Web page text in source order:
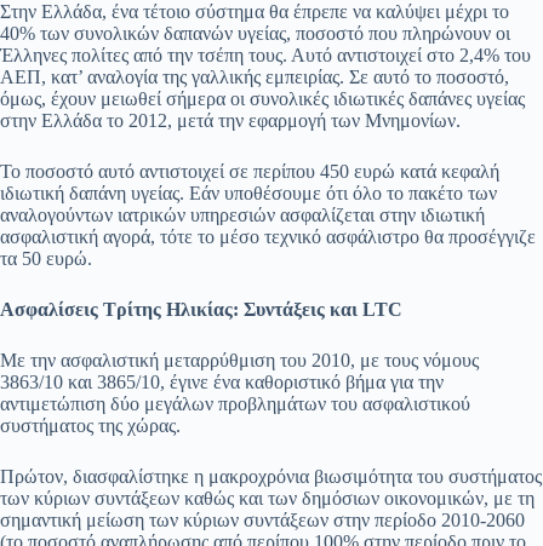
Στην Ελλάδα, ένα τέτοιο σύστημα θα έπρεπε να καλύψει μέχρι το
40% των συνολικών δαπανών υγείας, ποσοστό που πληρώνουν οι
Έλληνες πολίτες από την τσέπη τους. Αυτό αντιστοιχεί στο 2,4% του
ΑΕΠ, κατ’ αναλογία της γαλλικής εμπειρίας. Σε αυτό το ποσοστό,
όμως, έχουν μειωθεί σήμερα οι συνολικές ιδιωτικές δαπάνες υγείας
στην Ελλάδα το 2012, μετά την εφαρμογή των Μνημονίων.
Το ποσοστό αυτό αντιστοιχεί σε περίπου 450 ευρώ κατά κεφαλή
ιδιωτική δαπάνη υγείας. Εάν υποθέσουμε ότι όλο το πακέτο των
αναλογούντων ιατρικών υπηρεσιών ασφαλίζεται στην ιδιωτική
ασφαλιστική αγορά, τότε το μέσο τεχνικό ασφάλιστρο θα προσέγγιζε
τα 50 ευρώ.
Ασφαλίσεις Τρίτης Ηλικίας: Συντάξεις και LTC
Με την ασφαλιστική μεταρρύθμιση του 2010, με τους νόμους
3863/10 και 3865/10, έγινε ένα καθοριστικό βήμα για την
αντιμετώπιση δύο μεγάλων προβλημάτων του ασφαλιστικού
συστήματος της χώρας.
Πρώτον, διασφαλίστηκε η μακροχρόνια βιωσιμότητα του συστήματος
των κύριων συντάξεων καθώς και των δημόσιων οικονομικών, με τη
σημαντική μείωση των κύριων συντάξεων στην περίοδο 2010-2060